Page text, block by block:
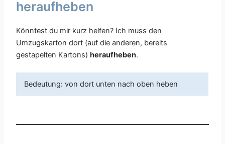
heraufheben
Könntest du mir kurz helfen? Ich muss den
Umzugskarton dort (auf die anderen, bereits
gestapelten Kartons)heraufheben.
Bedeutung: von dort unten nach oben heben